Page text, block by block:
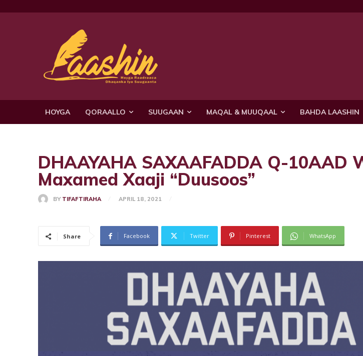
HOYGA QORAALLO SUUGAAN MAQAL & MUUQAAL BAHDA LAASHIN
DHAAYAHA SAXAAFADDA Q-10AAD
Maxamed Xaaji “Duusoos”
BY TIFAFTIRAHA APRIL 18, 2021
Share Facebook Twitter Pinterest WhatsApp